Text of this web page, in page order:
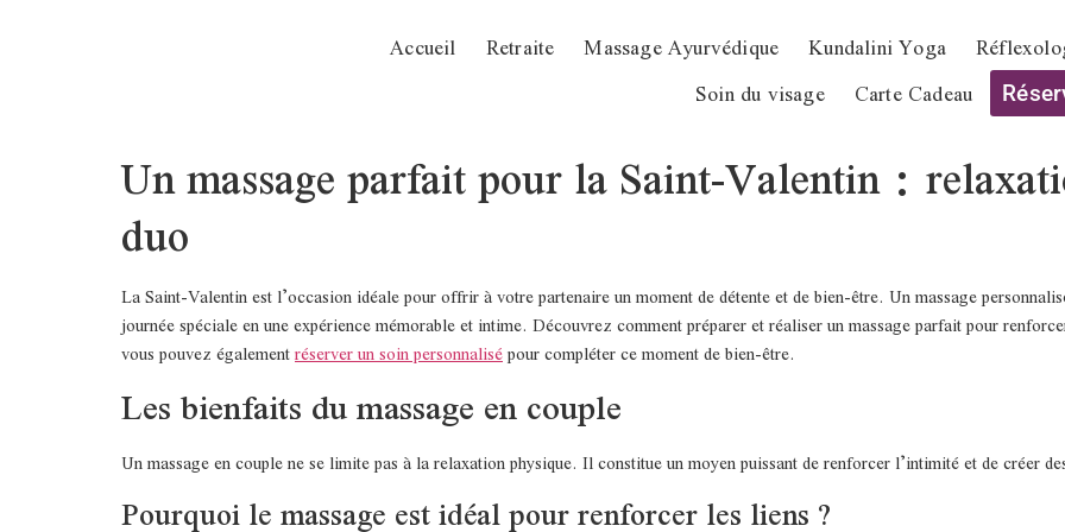
Accueil Retraite Massage Ayurvédique Kundalini Yoga
Soin du visage
Carte Cadeau
Un massage parfait pour la Saint-Valentin :
duo
La Saint-Valentin est l’occasion idéale pour offrir à votre partenaire un moment de détente et de bien-être. Un massage
journée spéciale en une expérience mémorable et intime. Découvrez comment préparer et réaliser un massage parfait pour
vous pouvez égalementréserver un soin personnalisépour compléter ce moment de bien-être.
Les bienfaits du massage en couple
Un massage en couple ne se limite pas à la relaxation physique. Il constitue un moyen puissant de renforcer l’intimité et de créer
Pourquoi le massage est idéal pour renforcer les liens ?